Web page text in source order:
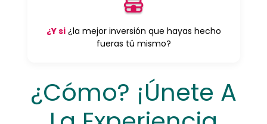
¿Y si¿la mejor inversión que hayas hecho
fueras tú mismo?
¿Cómo? ¡Únete A